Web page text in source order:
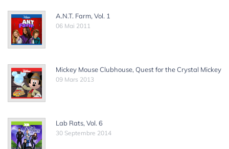
A.N.T. Farm, Vol. 1
06 Mai 2011
Mickey Mouse Clubhouse, Quest for the Crystal Mickey
09 Mars 2013
Lab Rats, Vol. 6
30 Septembre 2014